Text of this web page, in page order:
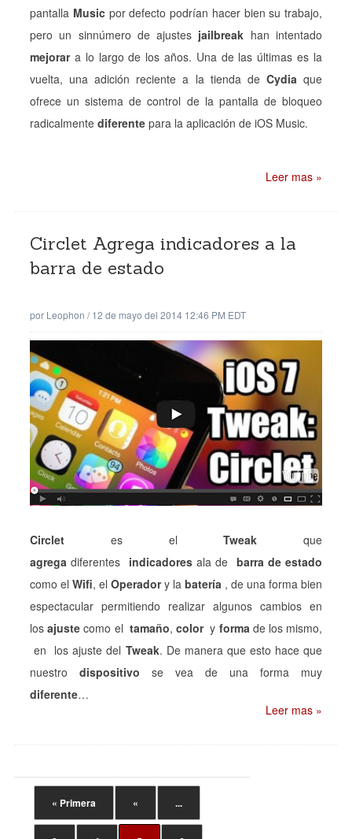
pantalla Musicpor defecto podrían hacer bien su trabajo,
pero un sinnúmero de ajustes jailbreak han intentado
mejorara lo largo de los años. Una de las últimas es la
vuelta, una adición reciente a la tienda de Cydiaque
ofrece un sistema de control de la pantalla de bloqueo
radicalmente diferente para la aplicación de iOS Music.
Leer mas »
Circlet Agrega indicadores a la
barra de estado
por Leophon /12 de mayo del 2014 12:46 PM EDT
Circlet es elTweak que
agrega diferentes indicadoresala de barra de estado
como el Wifi, el Operadory la batería , de una forma bien
espectacular permitiendo realizar algunos cambios en
losajuste como el tamaño,colory formade los mismo,
en los ajuste del Tweak. De manera que esto hace que
nuestro dispositivo se vea de una forma muy
diferente…
Leer mas »
« Primera « ...